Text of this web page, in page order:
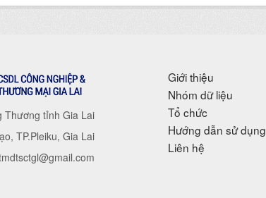
Thương tỉnh Gia Lai
TP.Pleiku, Gia Lai
Giới thiệu
Nhóm dữ liệu
Tổ chức
Hướng dẫn sử dụng
Liên hệ